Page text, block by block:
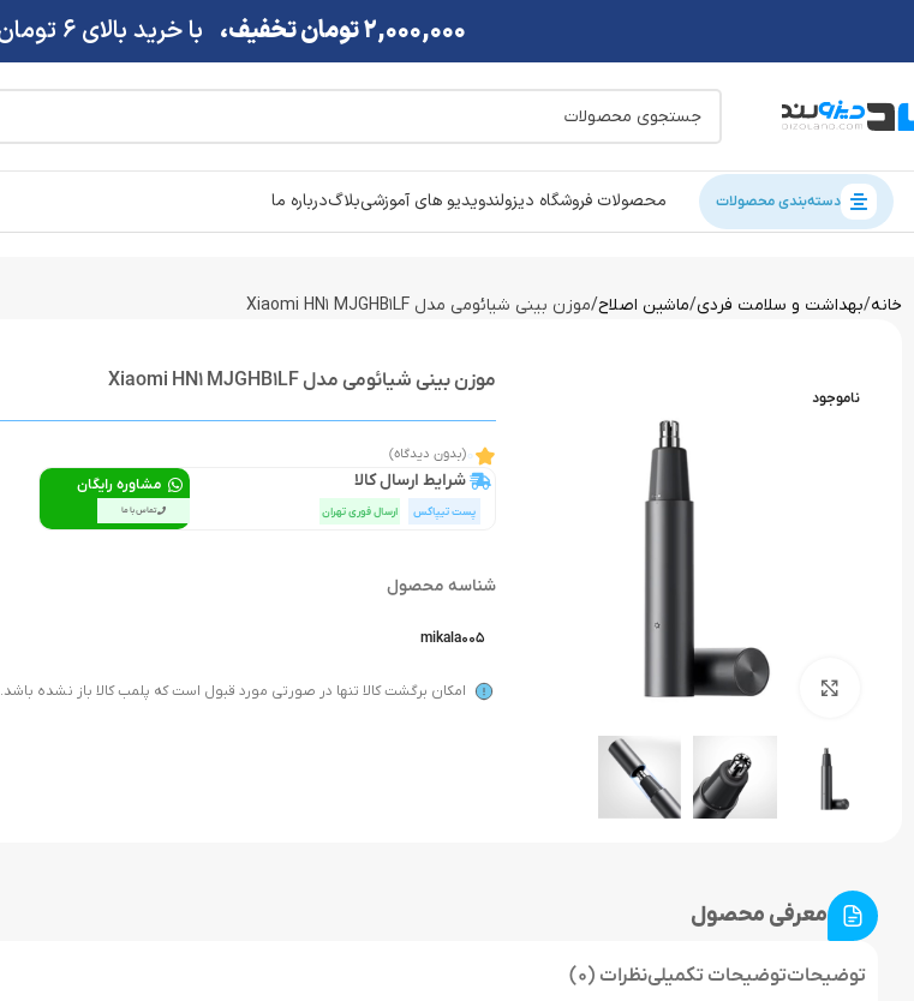
دسته‌بندی محصولات محصولات فروشگاه دیزولندویدیو های آموزشیبلاگدرباره ما
خانه بهداشت و سلامت فردی ماشین اصلاح موزن بینی شیائومی مدل Xiaomi HN1 MJGHB1LF
ناموجود
بزرگنمایی تصویر
موزن بینی شیائومی مدل Xiaomi HN1 MJGHB1LF
(بدون دیدگاه)
شرایط ارسال کالا
پست تیپاکس ارسال فوری تهران
مشاوره رایگان
تماس با ما
شناسه محصول
mikala005
امکان برگشت کالا تنها در صورتی مورد قبول است که پلمب کالا باز نشده باشد.
معرفی محصول
توضیحاتتوضیحات تکمیلینظرات (0)
2,000,000 تومان تخفیف، با خرید بالای 6 تومان از دیجی پی